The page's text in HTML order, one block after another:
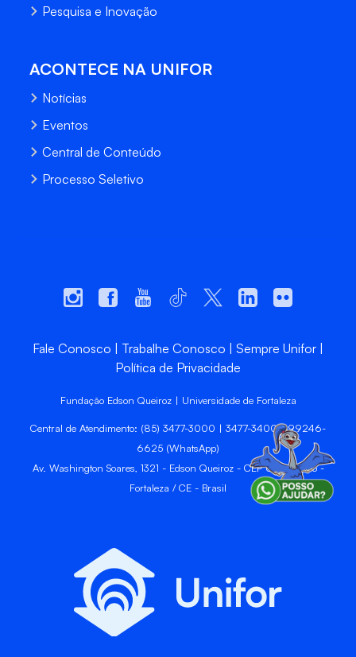
Pesquisa e Inovação
ACONTECE NA UNIFOR
Notícias
Eventos
Central de Conteúdo
Processo Seletivo
Fale Conosco Trabalhe Conosco
Sempre Unifor
Política de Privacidade
Fundação Edson Queiroz | Universidade de Fortaleza
Central de Atendimento: (85) 3477-3000 | 3477-3400 | 99246-
6625 (WhatsApp)
Av. Washington Soares, 1321 - Edson Queiroz - CEP 60811-905 -
Fortaleza / CE - Brasil